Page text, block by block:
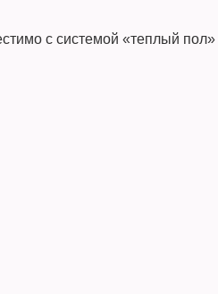
с системой «теплый